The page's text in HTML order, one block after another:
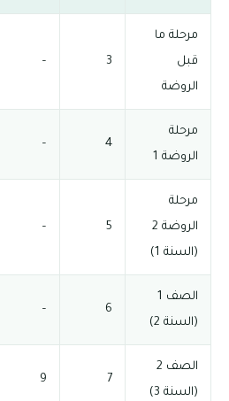
مرحلة ما
قبل
الروضة
3
–
مرحلة
الروضة 1
4
–
مرحلة
الروضة 2
(السنة 1)
5
–
الصف 1
(السنة 2)
6
–
الصف 2
(السنة 3)
7
9